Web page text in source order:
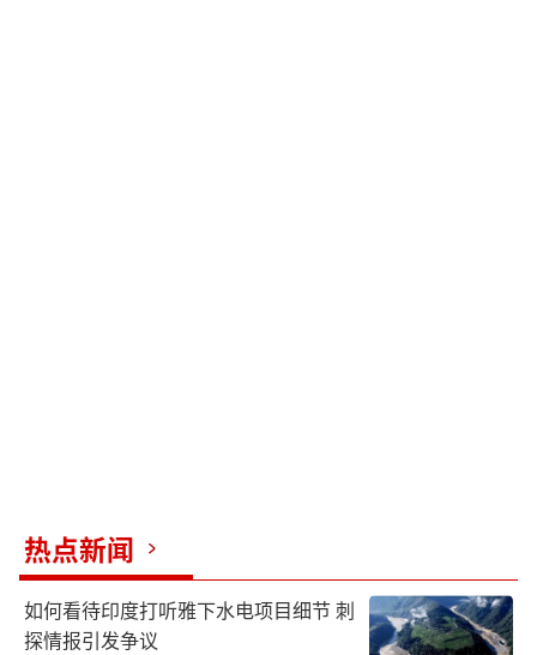
热点新闻
如何看待印度打听雅下水电项目细节 刺
探情报引发争议